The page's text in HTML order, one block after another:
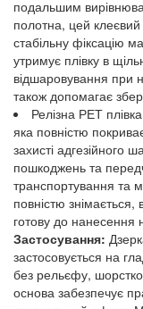
подальшим
полотна, цей
стабільну фіксацію
утримує плівку в
відшаровування при
також допомагає
Релізна РЕТ
яка повністю
захисті адгезійного
пошкоджень та
транспортування та
повністю
готову до нанесення
Застосування:
застосовується на
без рельєфу,
основа забезпечує